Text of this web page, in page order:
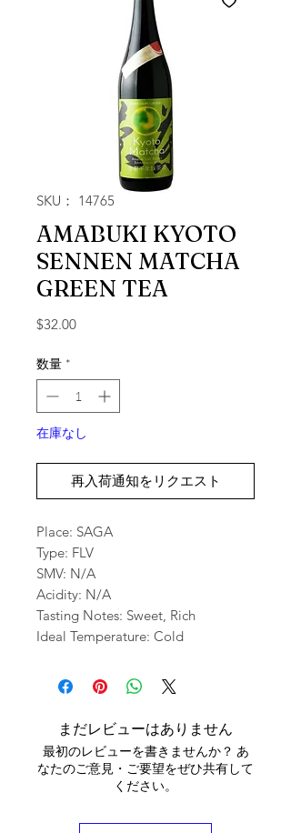
SKU： 14765
AMABUKI KYOTO
SENNEN MATCHA
GREEN TEA
$32.00価格
数量 *
在庫なし
再入荷通知をリクエスト
Place: SAGA
Type: FLV
SMV: N/A
Acidity: N/A
Tasting Notes: Sweet, Rich
Ideal Temperature: Cold
まだレビューはありません
最初のレビューを書きませんか？ あ
なたのご意見・ご要望をぜひ共有して
ください。